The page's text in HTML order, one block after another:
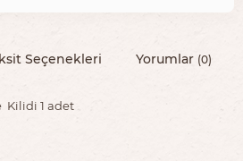
Seçenekleri Yorumlar (0)
Kilidi 1 adet